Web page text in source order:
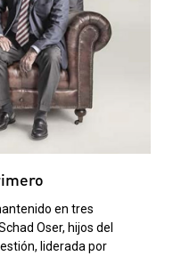
en tres
Oser, hijos del
liderada por